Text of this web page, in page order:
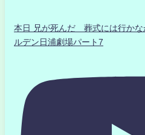
本日 兄が死んだ 葬式には行か
ルデン日浦劇場パート7